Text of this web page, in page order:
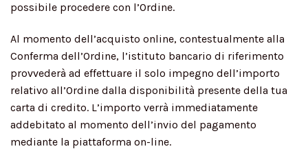
possibile procedere con l’Ordine.
Al momento dell’acquisto online, contestualmente alla
Conferma dell’Ordine, l’istituto bancario di riferimento
provvederà ad effettuare il solo impegno dell’importo
relativo all’Ordine dalla disponibilità presente della tua
carta di credito. L’importo verrà immediatamente
addebitato al momento dell’invio del pagamento
mediante la piattaforma on-line.